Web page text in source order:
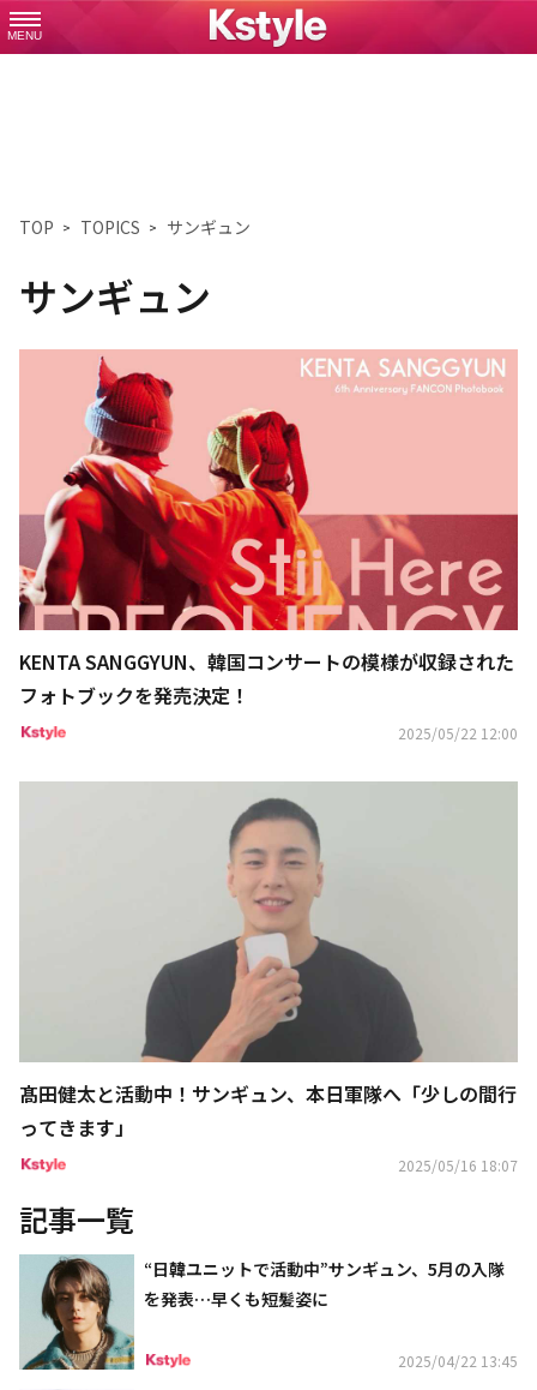
MENU
TOP TOPICS サンギュン
サンギュン
KENTA SANGGYUN、韓国コンサートの模様が収録された
フォトブックを発売決定！
2025/05/22 12:00
髙田健太と活動中！サンギュン、本日軍隊へ「少しの間行
ってきます」
2025/05/16 18:07
記事一覧
“日韓ユニットで活動中”サンギュン、5月の入隊
を発表…早くも短髪姿に
2025/04/22 13:45